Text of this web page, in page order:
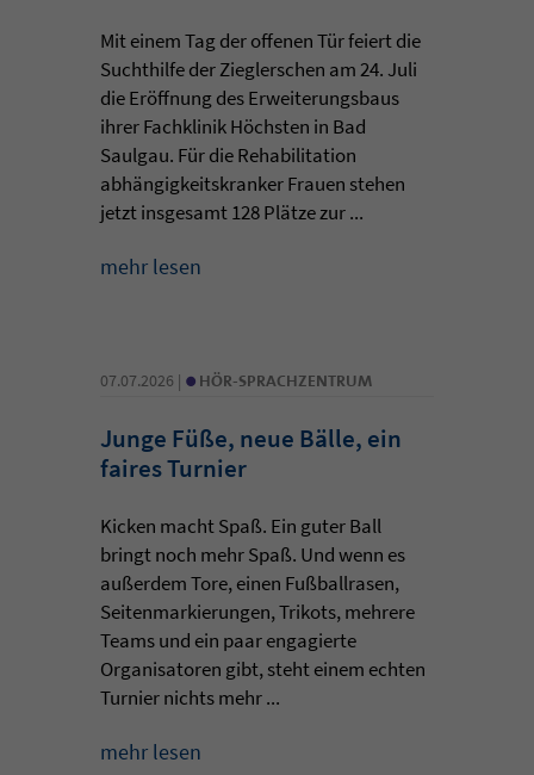
Mit einem Tag der offenen Tür feiert die
Suchthilfe der Zieglerschen am 24. Juli
die Eröffnung des Erweiterungsbaus
ihrer Fachklinik Höchsten in Bad
Saulgau. Für die Rehabilitation
abhängigkeitskranker Frauen stehen
jetzt insgesamt 128 Plätze zur ...
mehr lesen
07.07.2026 | • HÖR-SPRACHZENTRUM
Junge Füße, neue Bälle, ein
faires Turnier
Kicken macht Spaß. Ein guter Ball
bringt noch mehr Spaß. Und wenn es
außerdem Tore, einen Fußballrasen,
Seitenmarkierungen, Trikots, mehrere
Teams und ein paar engagierte
Organisatoren gibt, steht einem echten
Turnier nichts mehr ...
mehr lesen